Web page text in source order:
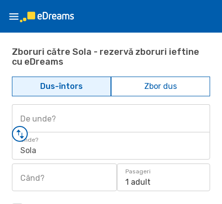
Zboruri către Sola - rezervă zboruri ieftine
cu eDreams
Dus-întors Zbor dus
De unde?
Unde?
Sola
Când?
Pasageri
1 adult